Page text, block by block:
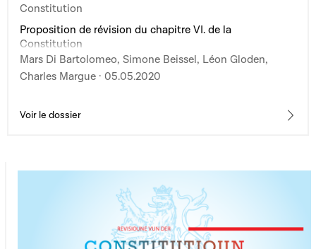
Constitution
Proposition de révision du chapitre VI. de la
Constitution
Mars Di Bartolomeo, Simone Beissel, Léon Gloden,
Charles Margue · 05.05.2020
Voir le dossier